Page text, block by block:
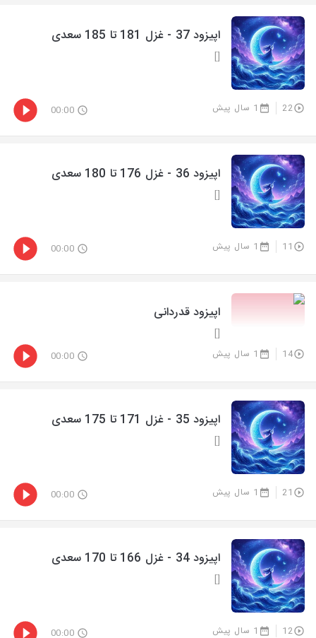
اپیزود 37 - غزل 181 تا 185 سعدی
[]
22 1 سال پیش 00:00
اپیزود 36 - غزل 176 تا 180 سعدی
[]
11 1 سال پیش 00:00
اپیزود قدردانی
[]
14 1 سال پیش 00:00
اپیزود 35 - غزل 171 تا 175 سعدی
[]
21 1 سال پیش 00:00
اپیزود 34 - غزل 166 تا 170 سعدی
[]
12 1 سال پیش 00:00